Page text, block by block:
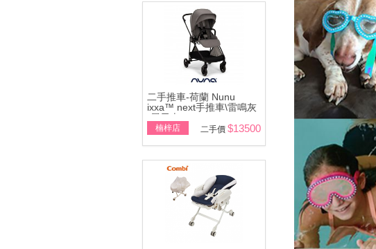
二手推車-荷蘭 Nunu
ixxa™ next手推車\雷鳴灰
(展示車)
楠梓店 二手價 $13500